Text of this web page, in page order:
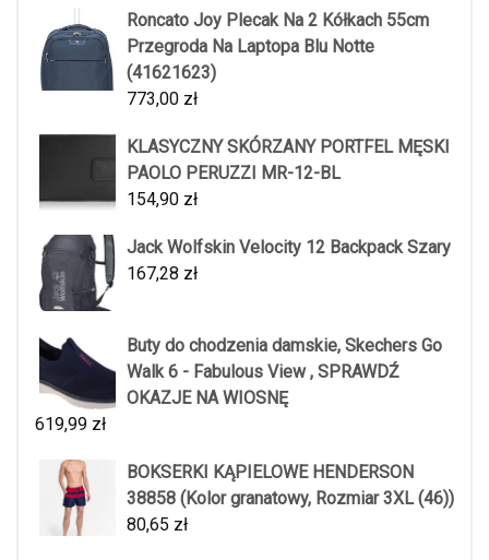
Roncato Joy Plecak Na 2 Kółkach 55cm
Przegroda Na Laptopa Blu Notte
(41621623)
773,00 zł
KLASYCZNY SKÓRZANY PORTFEL MĘSKI
PAOLO PERUZZI MR-12-BL
154,90 zł
Jack Wolfskin Velocity 12 Backpack Szary
167,28 zł
Buty do chodzenia damskie, Skechers Go
Walk 6 - Fabulous View , SPRAWDŹ
OKAZJE NA WIOSNĘ
619,99 zł
BOKSERKI KĄPIELOWE HENDERSON
38858 (Kolor granatowy, Rozmiar 3XL (46))
80,65 zł